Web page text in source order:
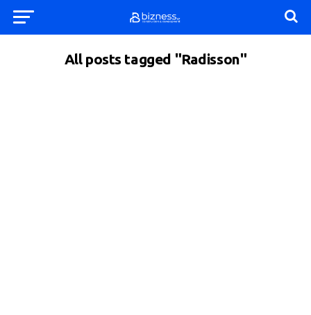
All posts tagged "Radisson"